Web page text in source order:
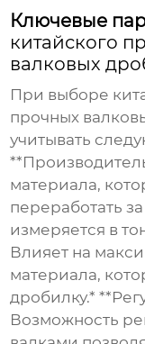
Ключевые
китайского
валковых
При выборе
прочных
учитывать
материала,
переработать
измеряется в
Влияет на
материала,
дробилку.*
Возможность